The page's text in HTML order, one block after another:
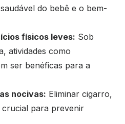
do bebê e o bem-
físicos leves: Sob
atividades como
ser benéficas para a
nocivas: Eliminar cigarro,
para prevenir